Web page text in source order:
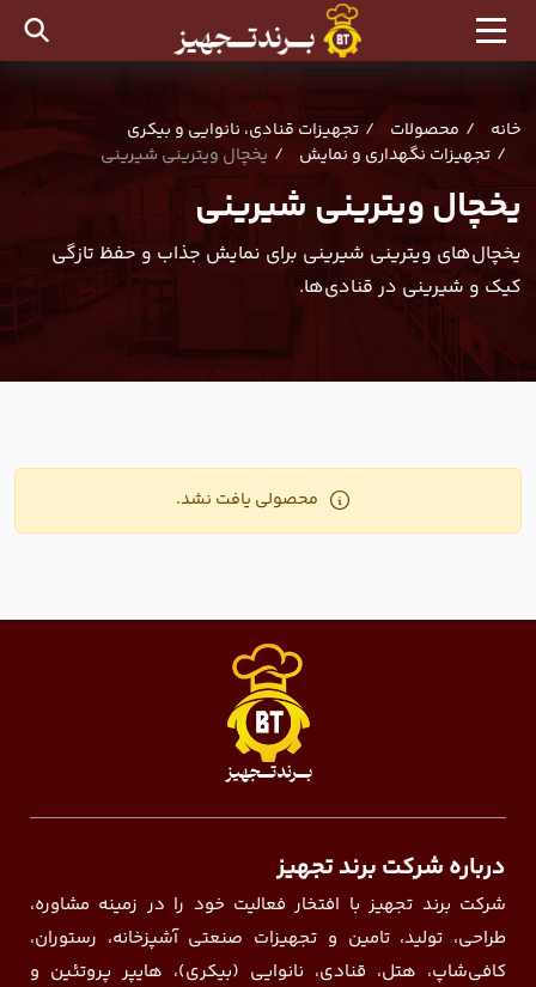
خانه محصولات
تجهیزات قنادی، نانوایی و بیکری
تجهیزات نگهداری و نمایش
یخچال ویترینی شیرینی
یخچال ویترینی شیرینی
یخچال‌های ویترینی شیرینی برای نمایش جذاب و حفظ تازگی
کیک و شیرینی در قنادی‌ها.
محصولی یافت نشد.
درباره شرکت برند تجهیز
شرکت برند تجهیز با افتخار فعالیت خود را در زمینه مشاوره،
طراحی، تولید، تامین و تجهیزات صنعتی آشپزخانه، رستوران،
کافی‌شاپ، هتل، قنادی، نانوایی (بیکری)، هایپر پروتئین و